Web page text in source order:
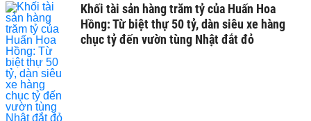
Khối tài sản hàng trăm tỷ của Huấn Hoa
Hồng: Từ biệt thự 50 tỷ, dàn siêu xe hàng
chục tỷ đến vườn tùng Nhật đắt đỏ